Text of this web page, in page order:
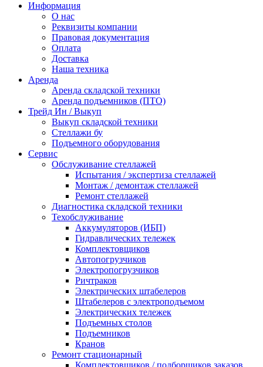
Информация
О нас
Реквизиты компании
Правовая документация
Оплата
Доставка
Наша техника
Аренда
Аренда складской техники
Аренда подъемников (ПТО)
Трейд Ин / Выкуп
Выкуп складской техники
Стеллажи бу
Подъемного оборудования
Сервис
Обслуживание стеллажей
Испытания / экспертиза стеллажей
Монтаж / демонтаж стеллажей
Ремонт стеллажей
Диагностика складской техники
Техобслуживание
Аккумуляторов (ИБП)
Гидравлических тележек
Комплектовщиков
Автопогрузчиков
Электропогрузчиков
Ричтраков
Электрических штабелеров
Штабелеров с электроподъемом
Электрических тележек
Подъемных столов
Подъемников
Кранов
Ремонт стационарный
Комплектовщиков / подборщиков заказов